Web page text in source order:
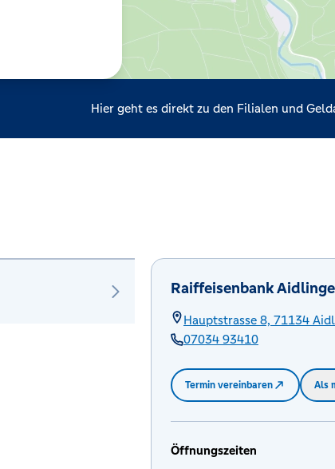
Hier geht es direkt zu den Filialen und
Raiffeisenbank
Hauptstrasse 8, 71134
07034 93410
Termin vereinbaren Als
Öffnungszeiten